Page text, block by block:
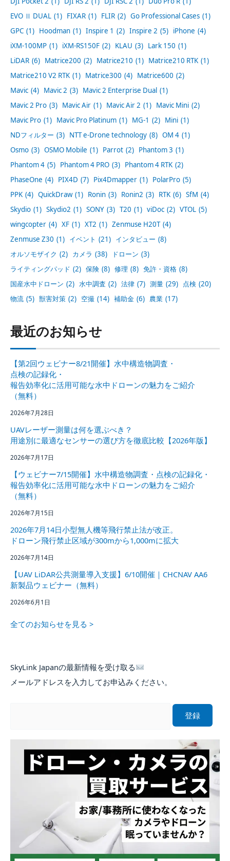
EVO Ⅱ DUAL (1) FIXAR (1) FLIR (2) Go Professional Cases (1)
GPC (1) Hoodman (1) Inspire 1 (2) Inspire 2 (5) iPhone (4)
iXM-100MP (1) iXM-RS150F (2) KLAU (3) Lark 150 (1)
LiDAR (6) Matrice200 (2) Matrice210 (1) Matrice210 RTK (1)
Matrice210 V2 RTK (1) Matrice300 (4) Matrice600 (2)
Mavic (4) Mavic 2 (3) Mavic 2 Enterprise Dual (1)
Mavic 2 Pro (3) Mavic Air (1) Mavic Air 2 (1) Mavic Mini (2)
Mavic Pro (1) Mavic Pro Platinum (1) MG-1 (2) Mini (1)
NDフィルター (3) NTT e-Drone technology (8) OM 4 (1)
Osmo (3) OSMO Mobile (1) Parrot (2) Phantom 3 (1)
Phantom 4 (5) Phantom 4 PRO (3) Phantom 4 RTK (2)
PhaseOne (4) PIX4D (7) Pix4Dmapper (1) PolarPro (5)
PPK (4) QuickDraw (1) Ronin (3) Ronin2 (3) RTK (6) SfM (4)
Skydio (1) Skydio2 (1) SONY (3) T20 (1) viDoc (2) VTOL (5)
wingcopter (4) XF (1) XT2 (1) Zenmuse H20T (4)
Zenmuse Z30 (1) イベント (21) インタビュー (8)
オルソモザイク (2) カメラ (38) ドローン (3)
ライティングパッド (2) 保険 (8) 修理 (8) 免許・資格 (8)
国産水中ドローン (2) 水中調査 (2) 法律 (7) 測量 (29) 点検 (20)
物流 (5) 獣害対策 (2) 空撮 (14) 補助金 (6) 農業 (17)
最近のお知らせ
【第2回ウェビナー8/21開催】水中構造物調査・
点検の記録化・
報告効率化に活用可能な水中ドローンの魅力をご紹介
（無料）
2026年7月28日
UAVレーザー測量は何を選ぶべき？
用途別に最適なセンサーの選び方を徹底比較【2026年版】
2026年7月17日
【ウェビナー7/15開催】水中構造物調査・点検の記録化・
報告効率化に活用可能な水中ドローンの魅力をご紹介
（無料）
2026年7月15日
2026年7月14日小型無人機等飛行禁止法が改正。
ドローン飛行禁止区域が300mから1,000mに拡大
2026年7月14日
【UAV LiDAR公共測量導入支援】6/10開催｜CHCNAV AA6
新製品ウェビナー（無料）
2026年6月1日
全てのお知らせを見る >
SkyLink Japanの最新情報を受け取る
メールアドレスを入力してお申込みください。